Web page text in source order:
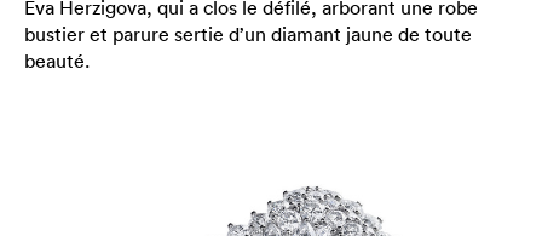
Eva Herzigova, qui a clos le défilé, arborant une robe
bustier et parure sertie d’un diamant jaune de toute
beauté.